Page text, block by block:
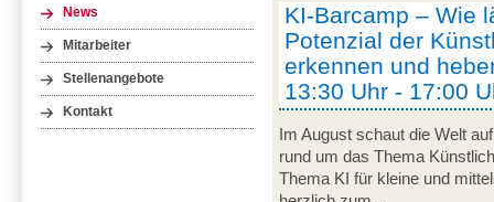
News
Mitarbeiter
Stellenangebote
Kontakt
KI-Barcamp – Wie
Potenzial der
erkennen und
13:30 Uhr - 17:00
Im August schaut die Welt
rund um das Thema
Thema KI für kleine und